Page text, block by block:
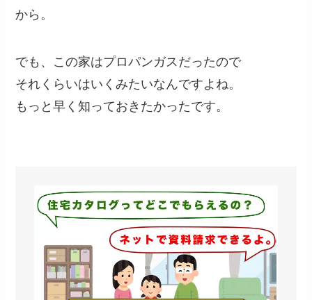
から。
でも、この家はプロパンガスだったので
それくらいはいくみたいなんですよね。
もっと早く知っておきたかったです。